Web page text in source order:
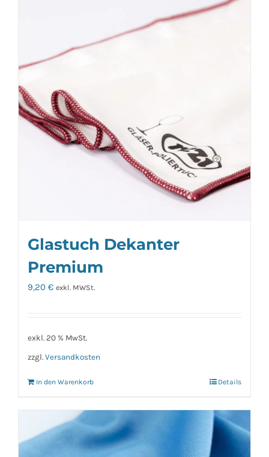
Glastuch Dekanter
Premium
9,20 € exkl. MWSt.
exkl. 20 % MwSt.
zzgl. Versandkosten
In den Warenkorb Details